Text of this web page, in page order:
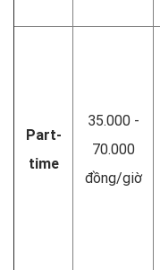
Part-
time
35.000 -
70.000
đồng/giờ